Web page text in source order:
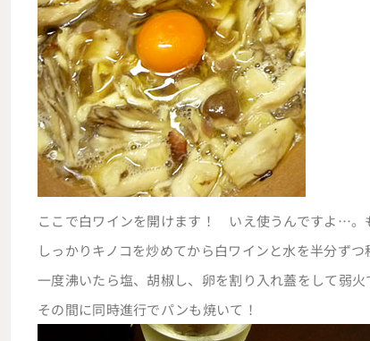
ここで白ワインを開けます！ いえ使うんですよ…。
しっかりキノコを炒めてから白ワインと水を半分ずつ
一度沸いたら塩、胡椒し、卵を割り入れ蓋をして弱火
その間に同時進行でパンも焼いて！